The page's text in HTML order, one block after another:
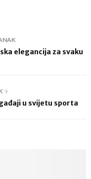
elegancija za svaku
u svijetu sporta